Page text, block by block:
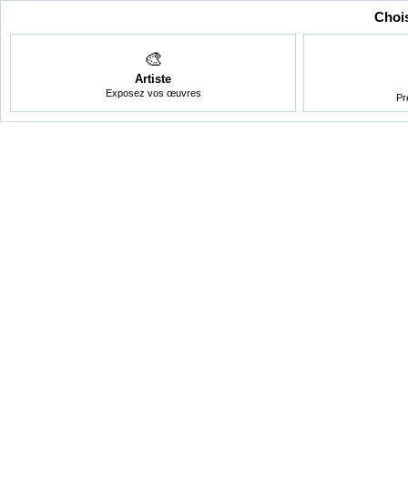
🎨
Artiste
Exposez vos œuvres